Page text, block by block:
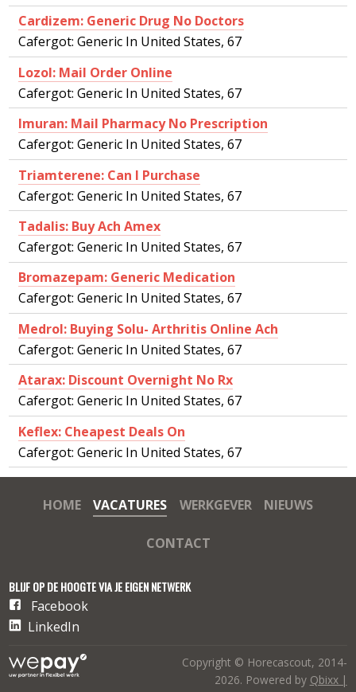
Cardizem: Generic Drug No Doctors
Cafergot: Generic In United States, 67
Lozol: Mail Order Online
Cafergot: Generic In United States, 67
Imuran: Mail Pharmacy No Prescription
Cafergot: Generic In United States, 67
Triamterene: Can I Purchase
Cafergot: Generic In United States, 67
Tadalis: Buy Ach Amex
Cafergot: Generic In United States, 67
Bromazepam: Generic Medication
Cafergot: Generic In United States, 67
Medrol: Buying Solu- Arthritis Online Ach
Cafergot: Generic In United States, 67
Atarax: Discount Overnight No Rx
Cafergot: Generic In United States, 67
Keflex: Cheapest Deals On
Cafergot: Generic In United States, 67
HOME VACATURES WERKGEVER NIEUWS
CONTACT
BLIJF OP DE HOOGTE VIA JE EIGEN NETWERK
Facebook
LinkedIn
Copyright © Horecascout, 2014-
2026. Powered by Qbixx |